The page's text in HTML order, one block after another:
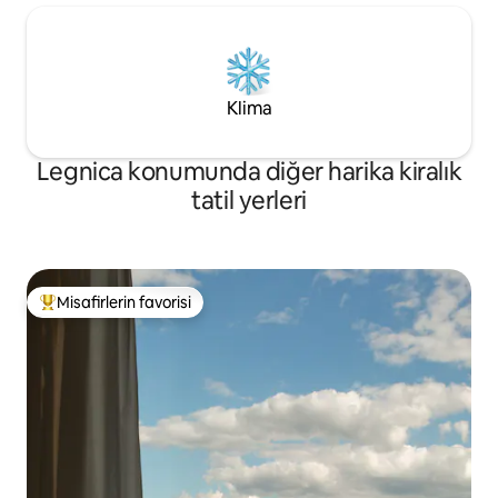
Klima
Legnica konumunda diğer harika kiralık
tatil yerleri
Misafirlerin favorilerinden en beğenilenler arasında
Misafirlerin favorisi